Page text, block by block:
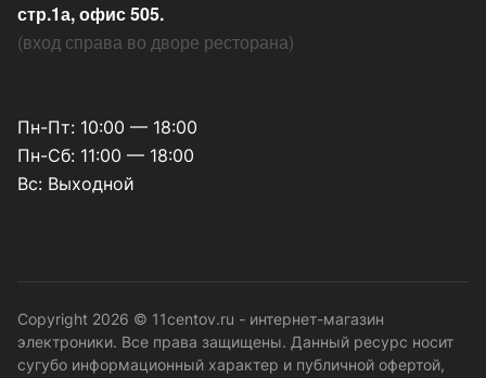
стр.1а, офис 505.
(вход справа во дворе ресторана)
Пн-Пт: 10:00 — 18:00
Пн-Сб: 11:00 — 18:00
Вс: Выходной
Copyright 2026 © 11centov.ru - интернет-магазин
электроники. Все права защищены. Данный ресурс носит
сугубо информационный характер и публичной офертой,